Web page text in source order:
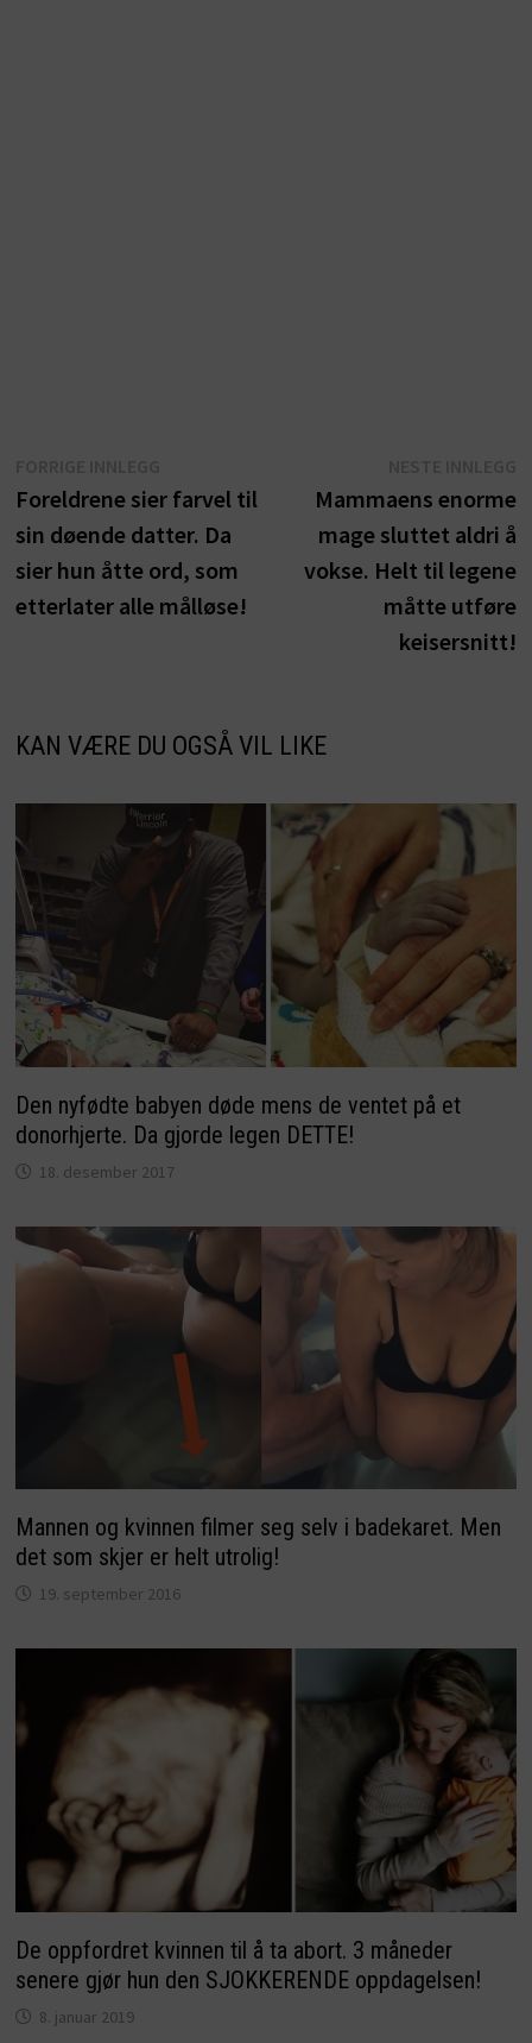
innlegg:
Foreldrene sier farvel til
sin døende datter. Da
sier hun åtte ord, som
etterlater alle målløse!
Mammaens enorme
mage sluttet aldri å
vokse. Helt til legene
måtte utføre
keisersnitt!
KAN VÆRE DU OGSÅ VIL LIKE
Den nyfødte babyen døde mens de ventet på et
donorhjerte. Da gjorde legen DETTE!
18. desember 2017
Mannen og kvinnen filmer seg selv i badekaret. Men
det som skjer er helt utrolig!
19. september 2016
De oppfordret kvinnen til å ta abort. 3 måneder
senere gjør hun den SJOKKERENDE oppdagelsen!
8. januar 2019